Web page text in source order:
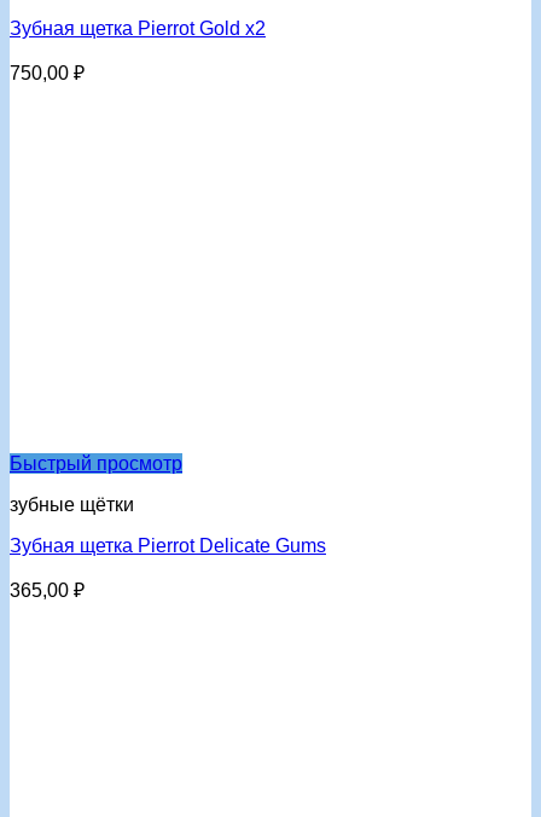
Зубная щетка Pierrot Gold x2
750,00 ₽
Быстрый просмотр
зубные щётки
Зубная щетка Pierrot Delicate Gums
365,00 ₽